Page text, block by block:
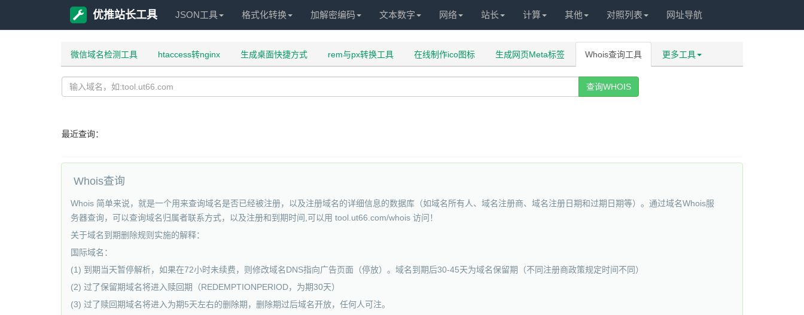
优推站长工具 JSON工具 格式化转换 加解密编码 文本数字 网络 站长 计算 其他 对照列表 网址导航
微信域名检测工具 htaccess转nginx 生成桌面快捷方式 rem与px转换工具 在线制作ico图标 生成网页Meta标签 Whois查询工具 更多工具
查询WHOIS
最近查询：
Whois查询
Whois 简单来说，就是一个用来查询域名是否已经被注册，以及注册域名的详细信息的数据库（如域名所有人、域名注册商、域名注册日期和过期日期等）。通过域名Whois服
务器查询，可以查询域名归属者联系方式，以及注册和到期时间,可以用 tool.ut66.com/whois 访问！
关于域名到期删除规则实施的解释：
国际域名：
(1) 到期当天暂停解析，如果在72小时未续费，则修改域名DNS指向广告页面（停放）。域名到期后30-45天为域名保留期（不同注册商政策规定时间不同）
(2) 过了保留期域名将进入赎回期（REDEMPTIONPERIOD，为期30天）
(3) 过了赎回期域名将进入为期5天左右的删除期，删除期过后域名开放，任何人可注。